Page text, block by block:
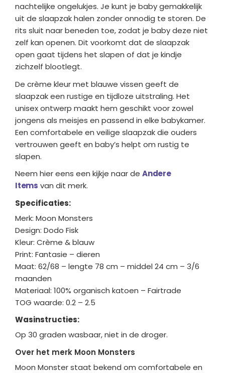
nachtelijke ongelukjes. Je kunt je baby gemakkelijk
uit de slaapzak halen zonder onnodig te storen. De
rits sluit naar beneden toe, zodat je baby deze niet
zelf kan openen. Dit voorkomt dat de slaapzak
open gaat tijdens het slapen of dat je kindje
zichzelf blootlegt.
De crème kleur met blauwe vissen geeft de
slaapzak een rustige en tijdloze uitstraling. Het
unisex ontwerp maakt hem geschikt voor zowel
jongens als meisjes en passend in elke babykamer.
Een comfortabele en veilige slaapzak die ouders
vertrouwen geeft en baby’s helpt om rustig te
slapen.
Neem hier eens een kijkje naar de Andere
Items van dit merk.
Specificaties:
Merk: Moon Monsters
Design: Dodo Fisk
Kleur: Crème & blauw
Print: Fantasie – dieren
Maat: 62/68 – lengte 78 cm – middel 24 cm – 3/6
maanden
Materiaal: 100% organisch katoen – Fairtrade
TOG waarde: 0.2 – 2.5
Wasinstructies:
Op 30 graden wasbaar, niet in de droger.
Over het merk Moon Monsters
Moon Monsterstaat bekend om comfortabele en